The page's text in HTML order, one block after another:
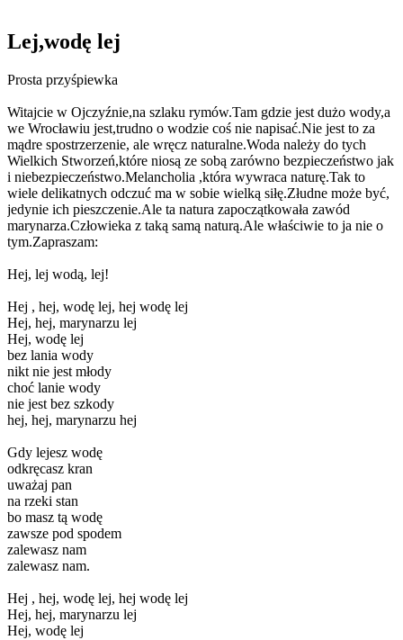
Lej,wodę lej
Prosta przyśpiewka
Witajcie w Ojczyźnie,na szlaku rymów.Tam gdzie jest dużo wody,a
we Wrocławiu jest,trudno o wodzie coś nie napisać.Nie jest to za
mądre spostrzerzenie, ale wręcz naturalne.Woda należy do tych
Wielkich Stworzeń,które niosą ze sobą zarówno bezpieczeństwo jak
i niebezpieczeństwo.Melancholia ,która wywraca naturę.Tak to
wiele delikatnych odczuć ma w sobie wielką siłę.Złudne może być,
jedynie ich pieszczenie.Ale ta natura zapoczątkowała zawód
marynarza.Człowieka z taką samą naturą.Ale właściwie to ja nie o
tym.Zapraszam:
Hej, lej wodą, lej!
Hej , hej, wodę lej, hej wodę lej
Hej, hej, marynarzu lej
Hej, wodę lej
bez lania wody
nikt nie jest młody
choć lanie wody
nie jest bez szkody
hej, hej, marynarzu hej
Gdy lejesz wodę
odkręcasz kran
uważaj pan
na rzeki stan
bo masz tą wodę
zawsze pod spodem
zalewasz nam
zalewasz nam.
Hej , hej, wodę lej, hej wodę lej
Hej, hej, marynarzu lej
Hej, wodę lej